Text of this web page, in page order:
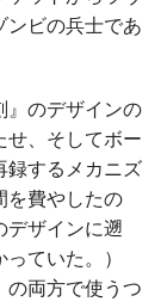
ンビの兵士であ
のデザインの
せ、そしてボー
録するメカニズ
を費やしたの
デザインに遡
ていた。）
の両方で使うつ